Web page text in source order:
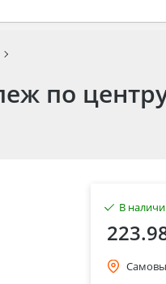
по центру
В